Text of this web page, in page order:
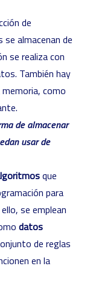
de
almacenan de
se realiza con
También hay
como
de almacenar
usar de
que
para
se emplean
datos
de reglas
en la